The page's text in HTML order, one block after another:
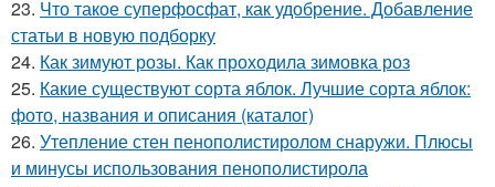
23. Что такое суперфосфат, как удобрение. Добавление
статьи в новую подборку
24. Как зимуют розы. Как проходила зимовка роз
25. Какие существуют сорта яблок. Лучшие сорта яблок:
фото, названия и описания (каталог)
26. Утепление стен пенополистиролом снаружи. Плюсы
и минусы использования пенополистирола